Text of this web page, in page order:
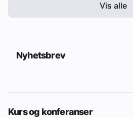
Vis alle
Nyhetsbrev
Kurs og konferanser